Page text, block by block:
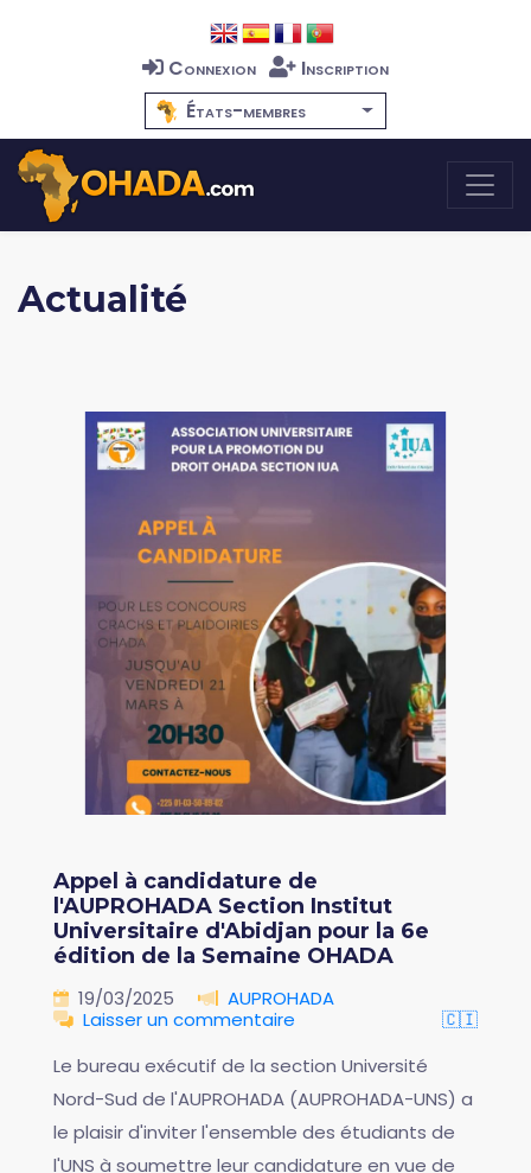
Connexion
Inscription
États-membres
Actualité
Appel à candidature de
l'AUPROHADA Section Institut
Universitaire d'Abidjan pour la 6e
édition de la Semaine OHADA
19/03/2025
AUPROHADA
Laisser un commentaire
🇨🇮
Le bureau exécutif de la section Université
Nord-Sud de l'AUPROHADA (AUPROHADA-UNS) a
le plaisir d'inviter l'ensemble des étudiants de
l'UNS à soumettre leur candidature en vue de